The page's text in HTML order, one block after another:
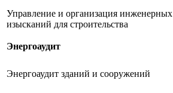
Управление и организация инженерных
изысканий для строительства
Энергоаудит
Энергоаудит зданий и сооружений